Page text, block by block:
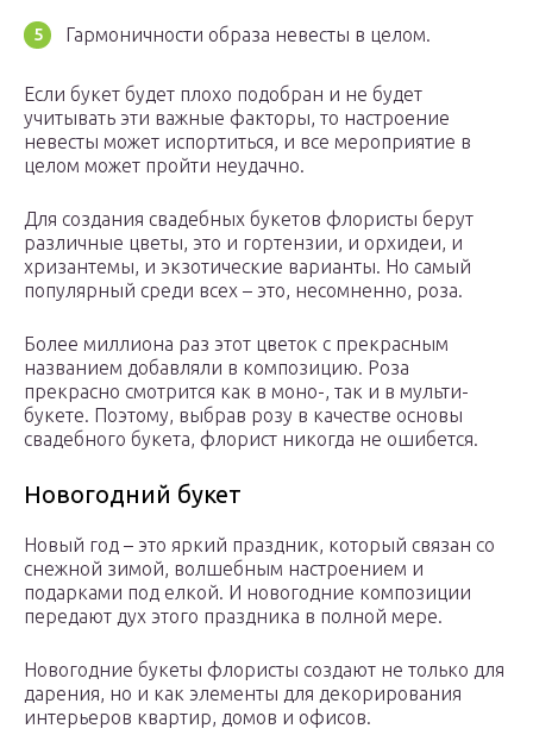
Гармоничности образа невесты в целом.
Если букет будет плохо подобран и не будет
учитывать эти важные факторы, то настроение
невесты может испортиться, и все мероприятие в
целом может пройти неудачно.
Для создания свадебных букетов флористы берут
различные цветы, это и гортензии, и орхидеи, и
хризантемы, и экзотические варианты. Но самый
популярный среди всех – это, несомненно, роза.
Более миллиона раз этот цветок с прекрасным
названием добавляли в композицию. Роза
прекрасно смотрится как в моно-, так и в мульти-
букете. Поэтому, выбрав розу в качестве основы
свадебного букета, флорист никогда не ошибется.
Новогодний букет
Новый год – это яркий праздник, который связан со
снежной зимой, волшебным настроением и
подарками под елкой. И новогодние композиции
передают дух этого праздника в полной мере.
Новогодние букеты флористы создают не только для
дарения, но и как элементы для декорирования
интерьеров квартир, домов и офисов.